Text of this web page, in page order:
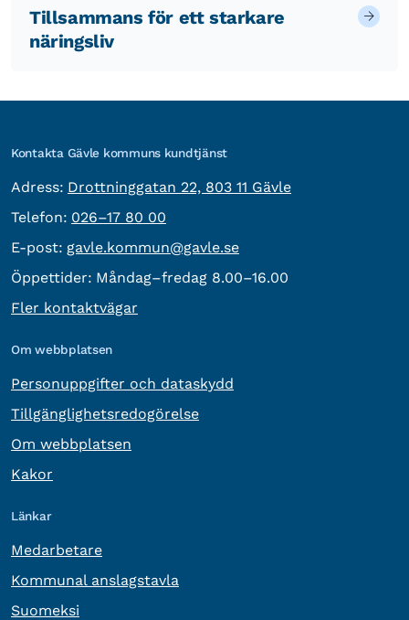
Tillsammans för ett starkare
näringsliv
Kontakta Gävle kommuns kundtjänst
Adress: besöksadress:
Drottninggatan 22, 803 11 Gävle
Telefon: Telefon:
026–17 80 00
E-post: E-post:
gavle.kommun@gavle.se
Öppettider: Måndag–fredag 8.00–16.00
Fler kontaktvägar
Om webbplatsen
Personuppgifter och dataskydd
Tillgänglighetsredogörelse
Om webbplatsen
Kakor
Länkar
Medarbetare
Kommunal anslagstavla
Suomeksi